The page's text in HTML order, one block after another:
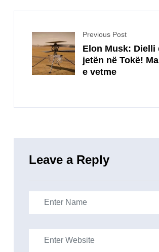
Previous Post
Elon Musk: Dielli
jetën në Tokë!
e vetme
Leave a Reply